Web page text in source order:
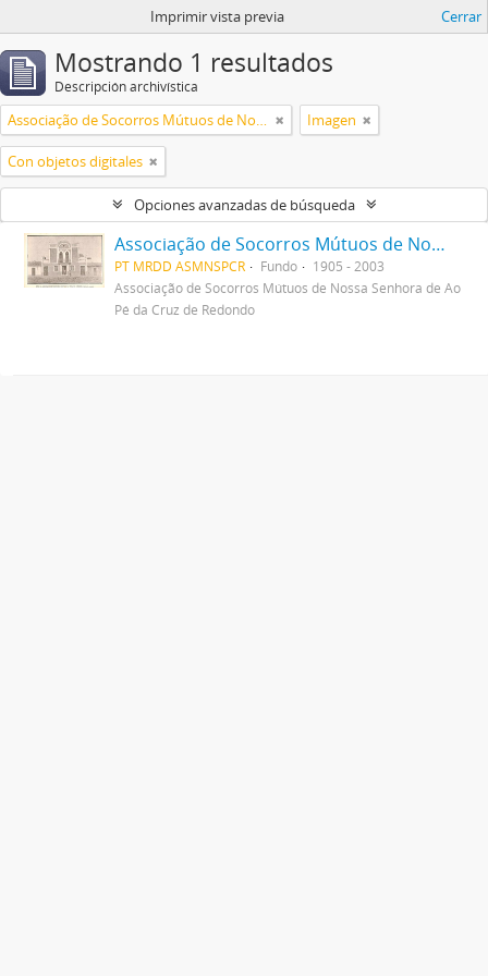
Imprimir vista previa Cerrar
Mostrando 1 resultados
Descripción archivística
Associação de Socorros Mútuos de Nossa Senhora de Ao Pé da Cruz de Redondo Imagen
Con objetos digitales
Opciones avanzadas de búsqueda
Associação de Socorros Mútuos de Nossa Senhora de Ao Pé da Cruz de Redondo
PT MRDD ASMNSPCR Fundo
1905 - 2003
Associação de Socorros Mútuos de Nossa Senhora de Ao
Pé da Cruz de Redondo